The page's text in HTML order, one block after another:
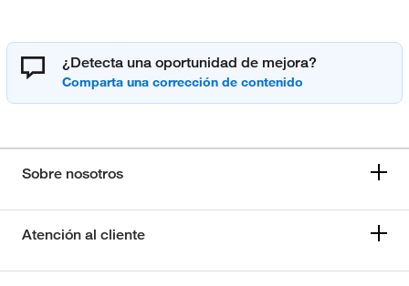
¿Detecta una oportunidad de mejora?
Sobre nosotros
Atención al cliente